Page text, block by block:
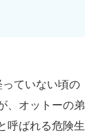
ていない頃の
、オットーの弟
呼ばれる危険生